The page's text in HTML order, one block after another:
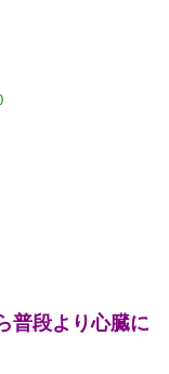
普段より心臓に